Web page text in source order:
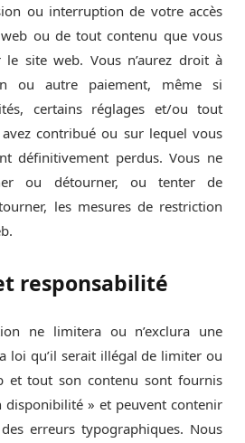
ou interruption de votre accès
ou de tout contenu que vous
site web. Vous n’aurez droit à
ou autre paiement, même si
certains réglages et/ou tout
contribué ou sur lequel vous
définitivement perdus. Vous ne
ou détourner, ou tenter de
les mesures de restriction
responsabilité
ne limitera ou n’exclura une
loi qu’il serait illégal de limiter ou
et tout son contenu sont fournis
disponibilité » et peuvent contenir
erreurs typographiques. Nous